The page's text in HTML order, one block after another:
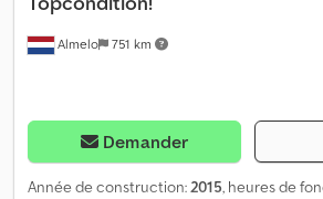
d’autres équipements ? Nous proposons
ressources pratiques pour tous les
de machines – facilement accessibles sur
Almelo 751 km
Demander
Année de construction:2015, heures de